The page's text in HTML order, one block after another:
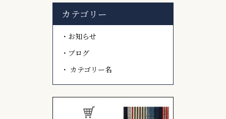
カテゴリー
お知らせ
ブログ
カテゴリー名